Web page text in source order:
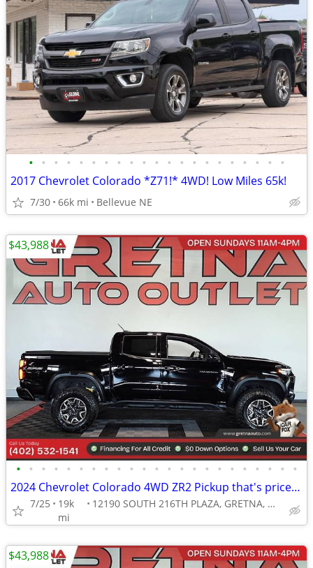
• • • • • • • • • • • • • • • • • • • • •
2017 Chevrolet Colorado *Z71!* 4WD! Low Miles 65k!
7/30 66k mi Bellevue NE
• • • • • • • • • • • • • • • • • • • • • • •
2024 Chevrolet Colorado 4WD ZR2 Pickup that's priced BELOW KBB
7/25
19k
mi
12190 SOUTH 216TH PLAZA, GRETNA, NE 68028
$43,988
$43,988